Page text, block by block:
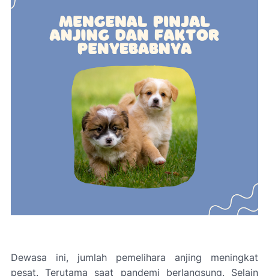
Dewasa ini, jumlah pemelihara anjing meningkat
pesat. Terutama saat pandemi berlangsung. Selain